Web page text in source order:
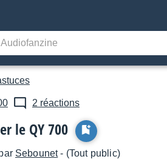
2 réactions
le QY 700
Sebounet- (Tout public)